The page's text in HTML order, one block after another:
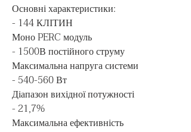
Основні характеристики:
- 144 КЛІТИН
Моно PERC модуль
- 1500В постійного струму
Максимальна напруга системи
- 540-560 Вт
Діапазон вихідної потужності
- 21,7%
Максимальна ефективність